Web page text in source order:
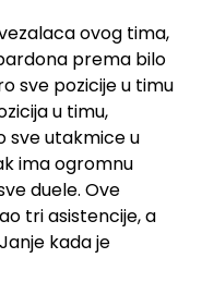
ovog tima,
prema bilo
sve pozicije u timu
u timu,
sve utakmice u
ima ogromnu
duele. Ove
tri asistencije, a
kada je